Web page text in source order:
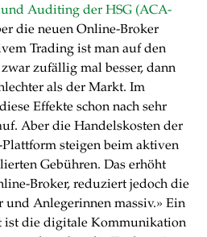
Auditing der HSG (ACA-
die neuen Online-Broker
Trading ist man auf den
zufällig mal besser, dann
als der Markt. Im
Effekte schon nach sehr
Aber die Handelskosten der
steigen beim aktiven
Gebühren. Das erhöht
Broker, reduziert jedoch die
und Anlegerinnen massiv.» Ein
ist die digitale Kommunikation